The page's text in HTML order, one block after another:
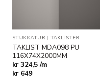
STUKKATUR | TAKLISTER
TAKLIST MDA098 PU
116X74X2000MM
kr 324,5 /m
kr649